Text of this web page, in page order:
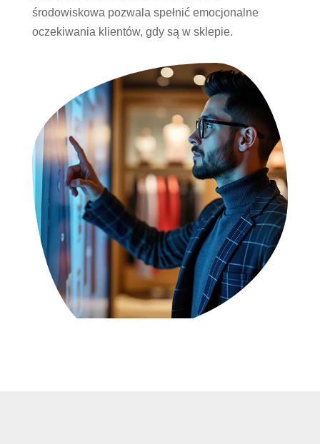
środowiskowa pozwala spełnić emocjonalne
oczekiwania klientów, gdy są w sklepie.